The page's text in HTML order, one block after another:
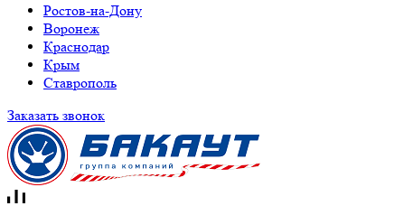
Ростов-на-Дону
Воронеж
Краснодар
Крым
Ставрополь
Заказать звонок